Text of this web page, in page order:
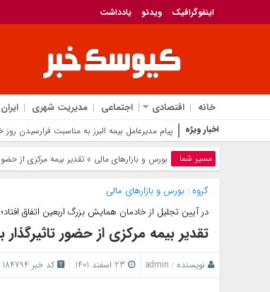
اینفوگرافیک ویدئو یادداشت
خانه اقتصادی اجتماعی مدیریت شهری
اخبار ویژه پیام مدیرعامل بیمه البرز به مناسبت فرارسیدن روز
مسیر شما بورس و بازار‌های مالی » تقدیر بیمه مرکزی از
گروه :بورس و بازار‌های مالی
در آیین تجلیل از خادمان همایش بزرگ اربعین اتفاق افتاد؛
تقدیر بیمه مرکزی از حضور تاثیرگذار
نویسنده : admin کد خبر 184794